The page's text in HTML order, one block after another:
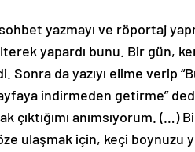
yazmayı ve röportaj
yapardı bunu. Bir gün,
Sonra da yazıyı elime verip
indirmeden getirme”
çıktığımı anımsıyorum. (…)
ulaşmak için, keçi